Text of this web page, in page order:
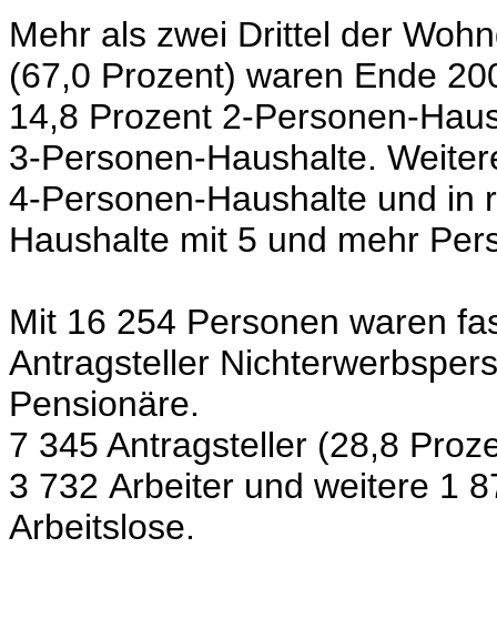
Mehr als zwei Drittel der
(67,0 Prozent) waren Ende
14,8 Prozent 2-Personen-
3-Personen-Haushalte.
4-Personen-Haushalte und in
Haushalte mit 5 und mehr
Mit 16 254 Personen waren
Antragsteller
Pensionäre.
7 345 Antragsteller (28,8
3 732 Arbeiter und weitere 1
Arbeitslose.